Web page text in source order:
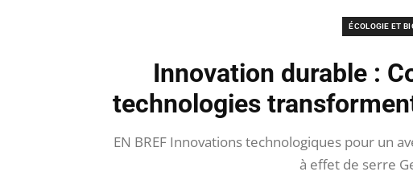
ÉCOLOGIE ET
Innovation durable :
technologies
EN BREF Innovations technologiques pour un
à effet de serre